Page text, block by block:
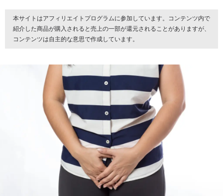
本サイトはアフィリエイトプログラムに参加しています。コンテンツ内で
紹介した商品が購入されると売上の一部が還元されることがありますが、
コンテンツは自主的な意思で作成しています。